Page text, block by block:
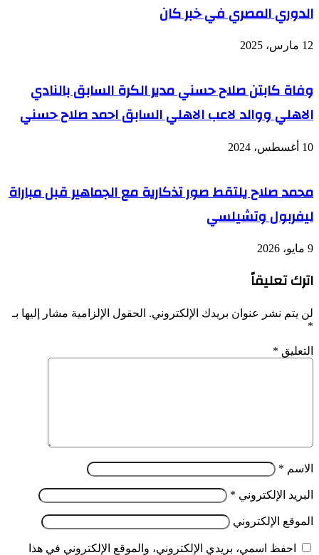
الدوري المصري في خبر كان
12 مارس، 2025
وفاة كابتن صلاح حسني مدير الكرة السابق بالنادي
الاهلي ووالد لاعب الاهلي السابق احمد صلاح حسني
10 أغسطس، 2024
محمد صلاح يلتقط صور تذكارية مع الجماهير قبل مباراة
ليفربول وتشيلسي
9 مايو، 2026
اترك تعليقاً
لن يتم نشر عنوان بريدك الإلكتروني. الحقول الإلزامية مشار إليها بـ
*
التعليق *
الاسم *
البريد الإلكتروني *
الموقع الإلكتروني
احفظ اسمي، بريدي الإلكتروني، والموقع الإلكتروني في هذا